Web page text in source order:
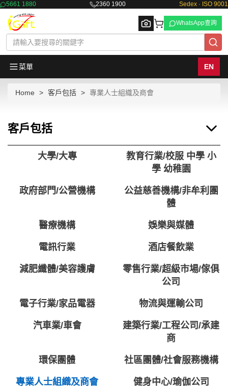
5661 1880 2360 1900 Sedex · ISO 9001
Browse
WhatsApp查詢
菜單 EN
Home 客戶包括 專業人士組織及商會
客戶包括
大學/大專
教育行業/校服 中學 小
學 幼稚園
政府部門/公營機構
公益慈善機構/非牟利團
體
醫療機構 娛樂與媒體
電訊行業 酒店餐飲業
減肥纖體/美容護膚
零售行業/超級市場/傢俱
公司
電子行業/家品電器 物流與運輸公司
汽車業/車會
建築行業/工程公司/承建
商
環保團體 社區團體/社會服務機構
專業人士組織及商會 健身中心/瑜伽公司